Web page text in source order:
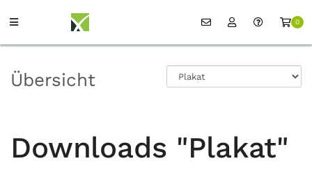
0
Übersicht
Downloads "Plakat"